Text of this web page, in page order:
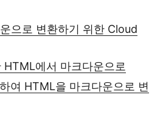
으로 변환하기 위한 Cloud
에서 마크다운으로
여 HTML을 마크다운으로 변